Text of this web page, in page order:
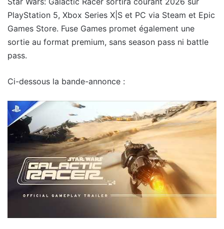
PlayStation 5, Xbox Series X|S et PC via Steam et Epic
Games Store. Fuse Games promet également une
sortie au format premium, sans season pass ni battle
pass.
Ci-dessous la bande-annonce :